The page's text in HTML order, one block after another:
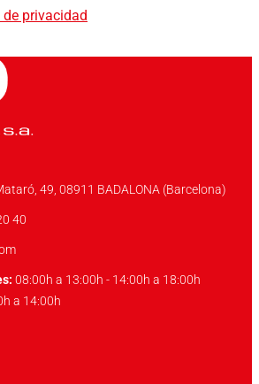
privacidad
49, 08911 BADALONA (Barcelona)
40
08:00h a 13:00h - 14:00h a 18:00h
a 14:00h